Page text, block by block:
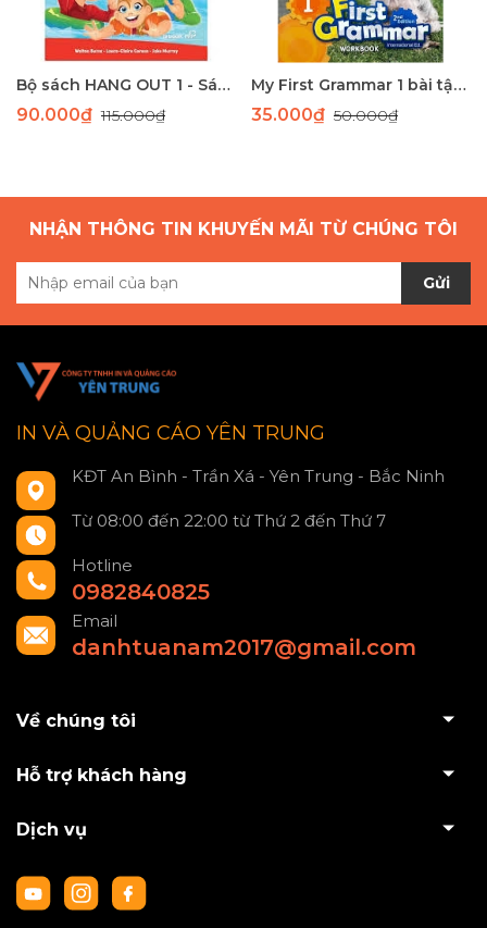
Bộ sách HANG OUT 1 - Sách học tiếng Anh giao tiếp dành cho học sinh tiểu học
90.000₫115.000₫
My First Grammar 1 bài tập 2nd Edition
35.000₫ 50.000₫
NHẬN THÔNG TIN KHUYẾN MÃI TỪ CHÚNG TÔI
Gửi
IN VÀ QUẢNG CÁO YÊN TRUNG
KĐT An Bình - Trần Xá - Yên Trung - Bắc Ninh
Từ 08:00 đến 22:00 từ Thứ 2 đến Thứ 7
Hotline
0982840825
Email
danhtuanam2017@gmail.com
Về chúng tôi
Hỗ trợ khách hàng
Dịch vụ